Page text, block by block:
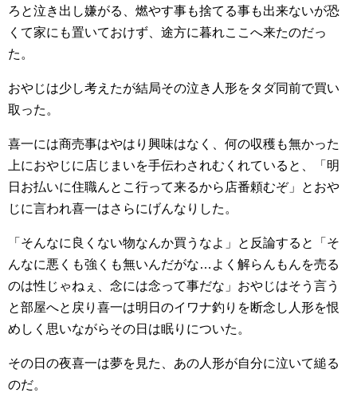
ろと泣き出し嫌がる、燃やす事も捨てる事も出来ないが恐
くて家にも置いておけず、途方に暮れここへ来たのだっ
た。
おやじは少し考えたが結局その泣き人形をタダ同前で買い
取った。
喜一には商売事はやはり興味はなく、何の収穫も無かった
上におやじに店じまいを手伝わされむくれていると、「明
日お払いに住職んとこ行って来るから店番頼むぞ」とおや
じに言われ喜一はさらにげんなりした。
「そんなに良くない物なんか買うなよ」と反論すると「そ
んなに悪くも強くも無いんだがな…よく解らんもんを売る
のは性じゃねぇ、念には念って事だな」おやじはそう言う
と部屋へと戻り喜一は明日のイワナ釣りを断念し人形を恨
めしく思いながらその日は眠りについた。
その日の夜喜一は夢を見た、あの人形が自分に泣いて縋る
のだ。